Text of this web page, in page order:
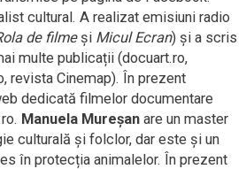
cultural. A realizat emisiuni radio
de filmeși Micul Ecran) și a scris
multe publicații (docuart.ro,
revista Cinemap). În prezent
dedicată filmelor documentare
. Manuela Mureșan are un master
culturală și folclor, dar este și un
în protecția animalelor. În prezent